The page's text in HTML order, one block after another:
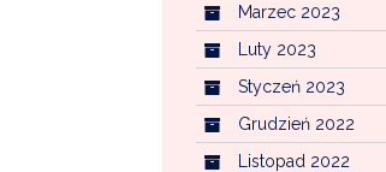
Marzec 2023
Luty 2023
Styczeń 2023
Grudzień 2022
Listopad 2022